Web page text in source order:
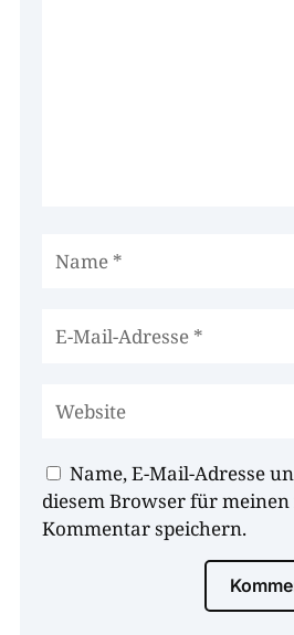
Name, E-Mail-Adresse
diesem Browser für meinen
Kommentar speichern.